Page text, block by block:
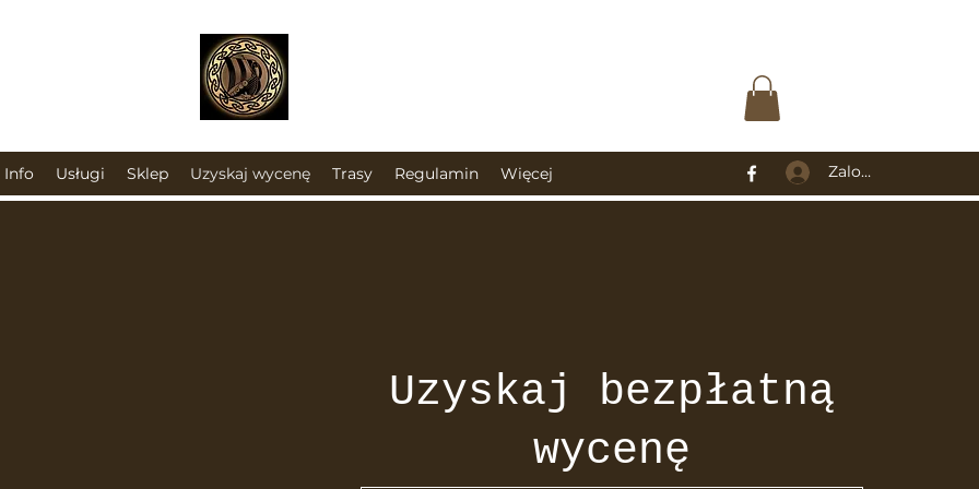
Info Usługi Sklep Uzyskaj wycenę Trasy Regulamin Więcej Zaloguj się
Uzyskaj bezpłatną
wycenę